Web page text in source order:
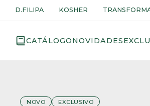
D.FILIPA KOSHER
CATÁLOGONOVIDADES
NOVO EXCLUSIVO